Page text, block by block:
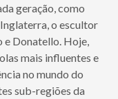
geração, como
o escultor
Donatello. Hoje,
mais influentes e
no mundo do
sub-regiões da